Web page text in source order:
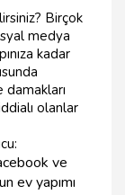
Birçok
medya
kadar
damakları
olanlar
ve
ev yapımı